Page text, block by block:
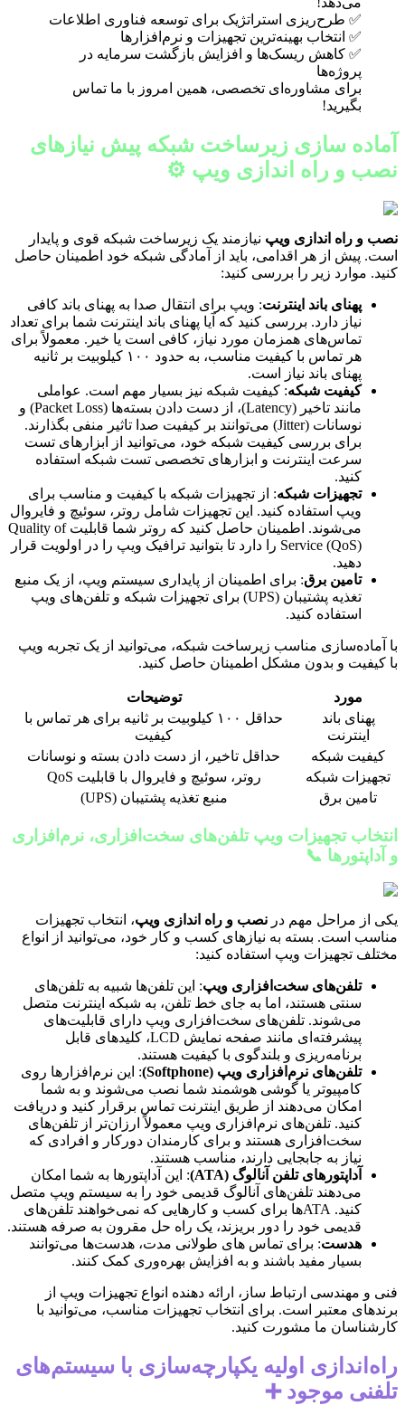
✅ طرح‌ریزی استراتژیک برای توسعه فناوری اطلاعات
✅ انتخاب بهینه‌ترین تجهیزات و نرم‌افزارها
✅ کاهش ریسک‌ها و افزایش بازگشت سرمایه در
پروژه‌ها
برای مشاوره‌ای تخصصی، همین امروز با ما تماس
بگیرید!
آماده سازی زیرساخت شبکه پیش نیازهای
نصب و راه اندازی ویپ ⚙️
نصب و راه اندازی ویپ نیازمند یک زیرساخت شبکه قوی و پایدار
است. پیش از هر اقدامی، باید از آمادگی شبکه خود اطمینان حاصل
کنید. موارد زیر را بررسی کنید:
پهنای باند اینترنت: ویپ برای انتقال صدا به پهنای باند کافی
نیاز دارد. بررسی کنید که آیا پهنای باند اینترنت شما برای تعداد
تماس‌های همزمان مورد نیاز، کافی است یا خیر. معمولاً برای
هر تماس با کیفیت مناسب، به حدود ۱۰۰ کیلوبیت بر ثانیه
پهنای باند نیاز است.
کیفیت شبکه: کیفیت شبکه نیز بسیار مهم است. عواملی
مانند تاخیر (Latency)، از دست دادن بسته‌ها (Packet Loss) و
نوسانات (Jitter) می‌توانند بر کیفیت صدا تاثیر منفی بگذارند.
برای بررسی کیفیت شبکه خود، می‌توانید از ابزارهای تست
سرعت اینترنت و ابزارهای تخصصی تست شبکه استفاده
کنید.
تجهیزات شبکه: از تجهیزات شبکه با کیفیت و مناسب برای
ویپ استفاده کنید. این تجهیزات شامل روتر، سوئیچ و فایروال
می‌شوند. اطمینان حاصل کنید که روتر شما قابلیت Quality of
Service (QoS) را دارد تا بتوانید ترافیک ویپ را در اولویت قرار
دهید.
تامین برق: برای اطمینان از پایداری سیستم ویپ، از یک منبع
تغذیه پشتیبان (UPS) برای تجهیزات شبکه و تلفن‌های ویپ
استفاده کنید.
با آماده‌سازی مناسب زیرساخت شبکه، می‌توانید از یک تجربه ویپ
با کیفیت و بدون مشکل اطمینان حاصل کنید.
مورد
توضیحات
پهنای باند
اینترنت
حداقل ۱۰۰ کیلوبیت بر ثانیه برای هر تماس با
کیفیت
کیفیت شبکه
حداقل تاخیر، از دست دادن بسته و نوسانات
تجهیزات شبکه
روتر، سوئیچ و فایروال با قابلیت QoS
تامین برق
منبع تغذیه پشتیبان (UPS)
انتخاب تجهیزات ویپ تلفن‌های سخت‌افزاری، نرم‌افزاری
و آداپتورها 📞
یکی از مراحل مهم در نصب و راه اندازی ویپ، انتخاب تجهیزات
مناسب است. بسته به نیازهای کسب و کار خود، می‌توانید از انواع
مختلف تجهیزات ویپ استفاده کنید:
تلفن‌های سخت‌افزاری ویپ: این تلفن‌ها شبیه به تلفن‌های
سنتی هستند، اما به جای خط تلفن، به شبکه اینترنت متصل
می‌شوند. تلفن‌های سخت‌افزاری ویپ دارای قابلیت‌های
پیشرفته‌ای مانند صفحه نمایش LCD، کلیدهای قابل
برنامه‌ریزی و بلندگوی با کیفیت هستند.
تلفن‌های نرم‌افزاری ویپ (Softphone)
: این نرم‌افزارها روی
کامپیوتر یا گوشی هوشمند شما نصب می‌شوند و به شما
امکان می‌دهند از طریق اینترنت تماس برقرار کنید و دریافت
کنید. تلفن‌های نرم‌افزاری ویپ معمولاً ارزان‌تر از تلفن‌های
سخت‌افزاری هستند و برای کارمندان دورکار و افرادی که
نیاز به جابجایی دارند، مناسب هستند.
آداپتورهای تلفن آنالوگ (ATA)
: این آداپتورها به شما امکان
می‌دهند تلفن‌های آنالوگ قدیمی خود را به سیستم ویپ متصل
کنید. ATAها برای کسب و کارهایی که نمی‌خواهند تلفن‌های
قدیمی خود را دور بریزند، یک راه حل مقرون به صرفه هستند.
هدست: برای تماس های طولانی مدت، هدست‌ها می‌توانند
بسیار مفید باشند و به افزایش بهره‌وری کمک کنند.
فنی و مهندسی ارتباط ساز، ارائه دهنده انواع تجهیزات ویپ از
برندهای معتبر است. برای انتخاب تجهیزات مناسب، می‌توانید با
کارشناسان ما مشورت کنید.
راه‌اندازی اولیه یکپارچه‌سازی با سیستم‌های
تلفنی موجود ➕